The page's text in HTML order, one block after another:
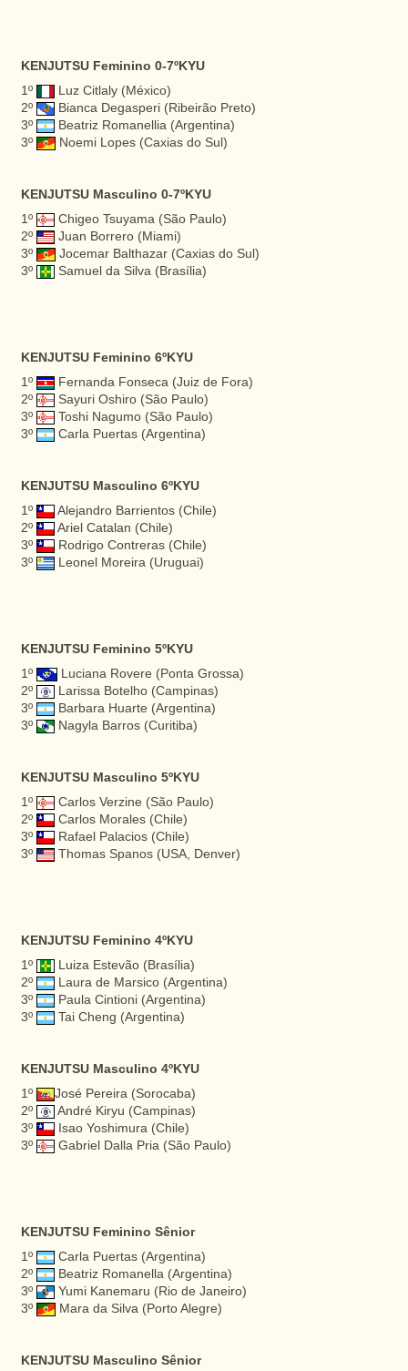
KENJUTSU Feminino 0-7ºKYU
1º
Luz Citlaly (México)
2º
Bianca Degasperi (Ribeirão Preto)
3º
Beatriz Romanellia (Argentina)
3º
Noemi Lopes (Caxias do Sul)
KENJUTSU Masculino 0-7ºKYU
1º
Chigeo Tsuyama (São Paulo)
2º
Juan Borrero (Miami)
3º
Jocemar Balthazar (Caxias do Sul)
3º
Samuel da Silva (Brasília)
KENJUTSU Feminino 6ºKYU
1º
Fernanda Fonseca (Juiz de Fora)
2º
Sayuri Oshiro (São Paulo)
3º
Toshi Nagumo (São Paulo)
3º
Carla Puertas (Argentina)
KENJUTSU Masculino 6ºKYU
1º
Alejandro Barrientos (Chile)
2º
Ariel Catalan (Chile)
3º
Rodrigo Contreras (Chile)
3º
Leonel Moreira (Uruguai)
KENJUTSU Feminino 5ºKYU
1º
Luciana Rovere (Ponta Grossa)
2º
Larissa Botelho (Campinas)
3º
Barbara Huarte (Argentina)
3º
Nagyla Barros (Curitiba)
KENJUTSU Masculino 5ºKYU
1º
Carlos Verzine (São Paulo)
2º
Carlos Morales (Chile)
3º
Rafael Palacios (Chile)
3º
Thomas Spanos (USA, Denver)
KENJUTSU Feminino 4ºKYU
1º
Luiza Estevão (Brasília)
2º
Laura de Marsico (Argentina)
3º
Paula Cintioni (Argentina)
3º
Tai Cheng (Argentina)
KENJUTSU Masculino 4ºKYU
1º
José Pereira (Sorocaba)
2º
André Kiryu (Campinas)
3º
Isao Yoshimura (Chile)
3º
Gabriel Dalla Pria (São Paulo)
KENJUTSU Feminino Sênior
1º
Carla Puertas (Argentina)
2º
Beatriz Romanella (Argentina)
3º
Yumi Kanemaru (Rio de Janeiro)
3º
Mara da Silva (Porto Alegre)
KENJUTSU Masculino Sênior